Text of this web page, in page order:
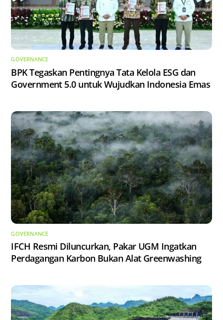
GOVERNANCE
BPK Tegaskan Pentingnya Tata Kelola ESG dan
Government 5.0 untuk Wujudkan Indonesia Emas
GOVERNANCE
IFCH Resmi Diluncurkan, Pakar UGM Ingatkan
Perdagangan Karbon Bukan Alat Greenwashing